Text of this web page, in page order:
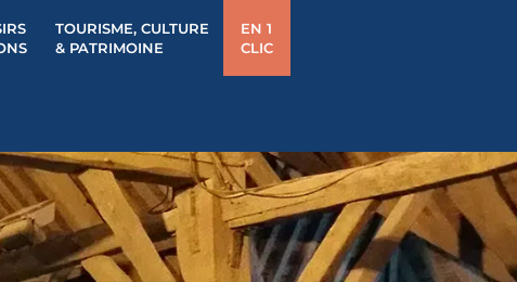
TOURISME, CULTURE
& PATRIMOINE
EN 1
CLIC